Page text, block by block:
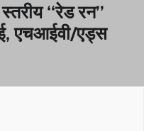
‘‘रेड रन’’
एचआईवी/एड्स